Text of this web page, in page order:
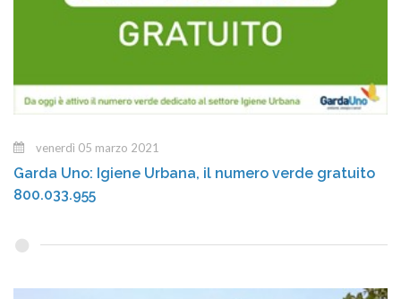
venerdì 05 marzo 2021
Garda Uno: Igiene Urbana, il numero verde gratuito
800.033.955